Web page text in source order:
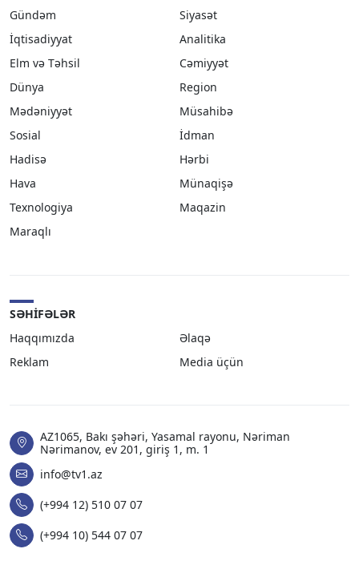
Gündəm
Siyasət
İqtisadiyyat
Analitika
Elm və Təhsil
Cəmiyyət
Dünya
Region
Mədəniyyət
Müsahibə
Sosial
İdman
Hadisə
Hərbi
Hava
Münaqişə
Texnologiya
Maqazin
Maraqlı
SƏHIFƏLƏR
Haqqımızda
Əlaqə
Reklam
Media üçün
AZ1065, Bakı şəhəri, Yasamal rayonu, Nəriman
Nərimanov, ev 201, giriş 1, m. 1
info@tv1.az
(+994 12) 510 07 07
(+994 10) 544 07 07